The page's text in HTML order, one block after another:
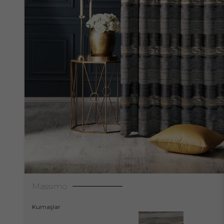
Massimo
Kumaşlar